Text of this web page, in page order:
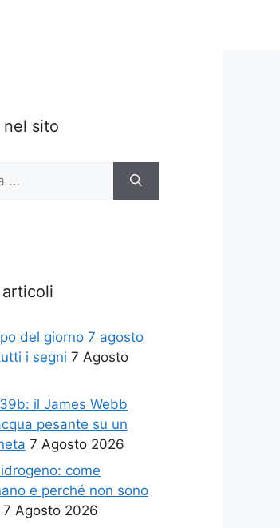
nel sito
del giorno 7 agosto
i segni 7 Agosto
il James Webb
pesante su un
7 Agosto 2026
come
e perché non sono
7 Agosto 2026